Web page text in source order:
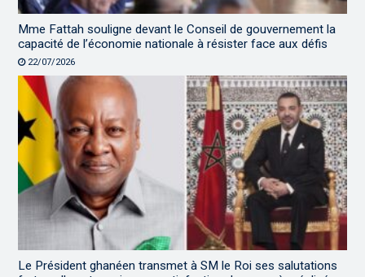
Mme Fattah souligne devant le Conseil de gouvernement la
capacité de l’économie nationale à résister face aux défis
22/07/2026
Le Président ghanéen transmet à SM le Roi ses salutations